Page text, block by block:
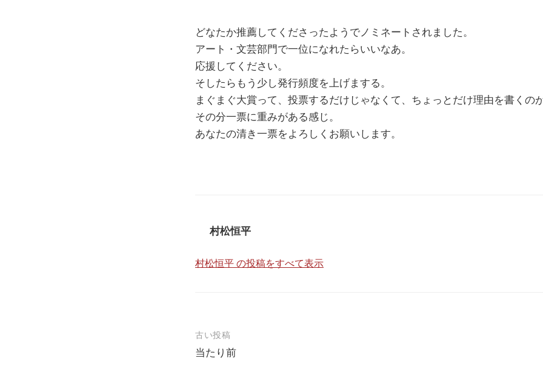
どなたか推薦してくださったようでノミネートされました。
アート・文芸部門で一位になれたらいいなあ。
応援してください。
そしたらもう少し発行頻度を上げまする。
まぐまぐ大賞って、投票するだけじゃなくて、ちょっとだけ理由を書くの
その分一票に重みがある感じ。
あなたの清き一票をよろしくお願いします。
村松恒平
村松恒平 の投稿をすべて表示
投
稿
古い投稿
当たり前